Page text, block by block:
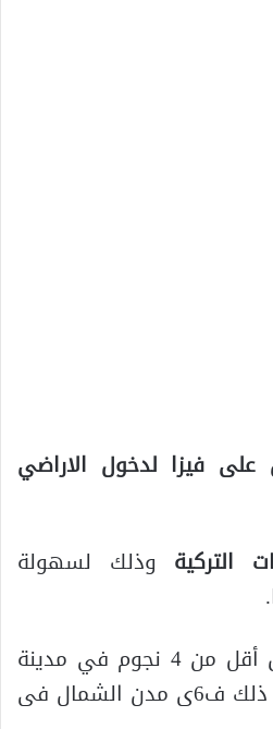
على فيزا لدخول الاراضي
التركية وذلك لسهولة
– لا تسكن في فنادق أقل من 4 نجوم في مدينة
إسطنبول، (يمكن فعل ذلك ف6ى مدن الشمال فى